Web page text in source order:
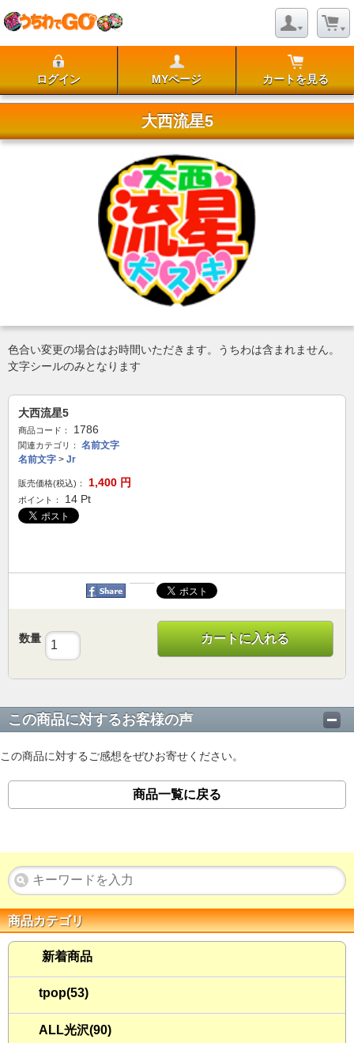
ログイン MYページ カートを見る
大西流星5
色合い変更の場合はお時間いただきます。うちわは含まれません。
文字シールのみとなります
大西流星5
商品コード： 1786
関連カテゴリ：
名前文字
名前文字 > Jr
販売価格(税込)： 1,400 円
ポイント： 14 Pt
数量 カートに入れる
この商品に対するお客様の声
この商品に対するご感想をぜひお寄せください。
商品一覧に戻る
商品カテゴリ
新着商品
tpop(53)
ALL光沢(90)